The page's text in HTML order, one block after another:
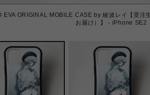
EVA ORIGINAL MOBILE CASE by 綾波レイ【受注
お届け）】 - iPhone SE2